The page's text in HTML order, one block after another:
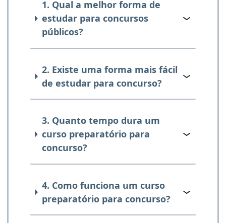
1. Qual a melhor forma de
estudar para concursos
públicos?
2. Existe uma forma mais fácil
de estudar para concurso?
3. Quanto tempo dura um
curso preparatório para
concurso?
4. Como funciona um curso
preparatório para concurso?